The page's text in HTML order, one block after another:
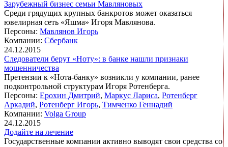
Зарубежный бизнес семьи Мавляновых
Среди грядущих крупных банкротов может оказаться
ювелирная сеть «Яшма» Игоря Мавлянова.
Персоны: Мавлянов Игорь
Компании: Сбербанк
24.12.2015
Следователи берут «Ноту»: в банке нашли признаки
мошенничества
Претензии к «Нота-банку» возникли у компании, ранее
подконтрольной структурам Игоря Ротенберга.
Персоны: Ерохин Дмитрий, Маркус Лариса, Ротенберг
Аркадий, Ротенберг Игорь, Тимченко Геннадий
Компании: Volga Group
24.12.2015
Додайте на лечение
Государственные компании активно выводят свои средства со